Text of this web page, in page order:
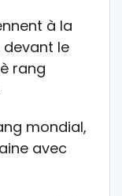
à la
devant le
rang
mondial,
avec